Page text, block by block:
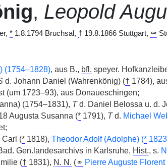
, Leopold
*1.8.1794 Bruchsal, †19.8.1866 Stuttgart, ⚰
(1754–1828), aus B., bfl. speyer.
d. Johann Daniel (Wahrenkönig) († 1784),
(um 1723–93), aus Donaueschingen;
(1754–1831), Td. Daniel Belossa u. d.
Augusta Susanna (*1791), Td. Michael
Carl (*1818), Theodor Adolf (Adolphe) (*1823
Gen.landesarchivs in Karlsruhe, Hist., s.
(† 1831), N. N. (⚭ Pierre Auguste